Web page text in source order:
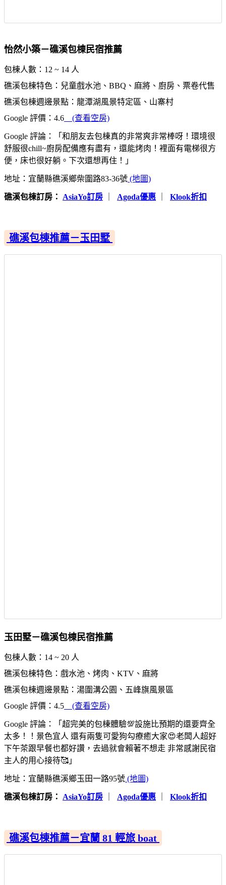
怡然小築－礁溪包棟民宿推薦
包棟人數：12 ~ 14 人
礁溪包棟特色：兒童戲水池、BBQ、麻將、廚房、票卷代售
礁溪包棟週邊景點：龍潭湖風景特定區、山寨村
Google 評價：4.6 (查看空房)
Google 評論：「和朋友去包棟真的非常爽非常棒呀！環境很
舒服很chill~廚房配備應有盡有，還能烤肉！裡面有電梯很方
便，床也很好躺。下次還想再住！」
地址：宜蘭縣礁溪鄉柴圍路83-36號 (地圖)
礁溪包棟訂房： AsiaYo訂房 Agoda優惠 Klook折扣
礁溪包棟推薦－玉田墅
玉田墅－礁溪包棟民宿推薦
包棟人數：14 ~ 20 人
礁溪包棟特色：戲水池、烤肉、KTV、麻將
礁溪包棟週邊景點：湯圍溝公園、五峰旗風景區
Google 評價：4.5 (查看空房)
Google 評論：「超完美的包棟體驗💯設施比預期的還要齊全
太多！！景色宜人 還有兩隻可愛狗勾療癒大家😍老闆人超好
下午茶跟早餐也都好讚，去過就會賴著不想走 非常感謝民宿
主人的用心接待🥰」
地址：宜蘭縣礁溪鄉玉田一路95號 (地圖)
礁溪包棟訂房： AsiaYo訂房 Agoda優惠 Klook折扣
礁溪包棟推薦－宜蘭 81 輕旅 boat